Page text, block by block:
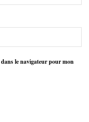
le navigateur pour mon